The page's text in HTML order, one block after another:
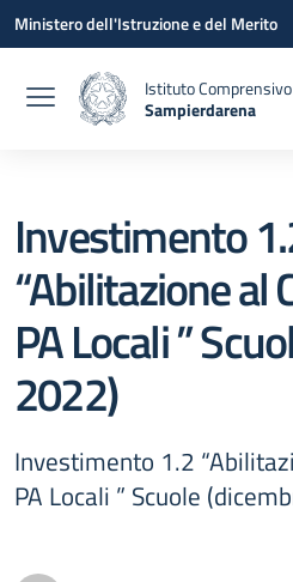
Vai ai contenuti
Vai al menu di navigazione
Vai al footer
Ministero dell'Istruzione e del Merito
Istituto Comprensivo
Sampierdarena
Investimento
“Abilitazione al
PA Locali ”
2022)
Investimento 1.2
PA Locali ” Scuole